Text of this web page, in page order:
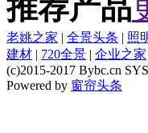
推荐产品
老姚之家 | 全景头条 | 照
建材 | 720全景 | 企业之家
(c)2015-2017 Bybc.cn
Powered by 窗帘头条